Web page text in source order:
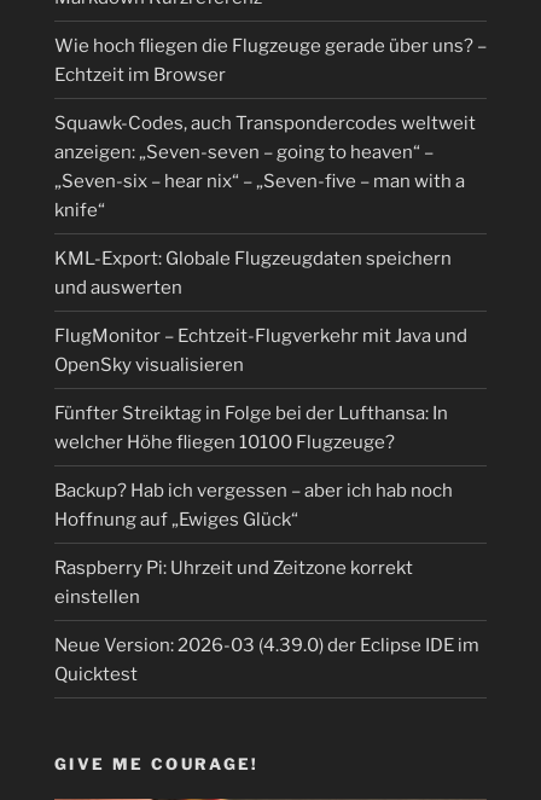
Wie hoch fliegen die Flugzeuge gerade über uns? –
Echtzeit im Browser
Squawk-Codes, auch Transpondercodes weltweit
anzeigen: „Seven-seven – going to heaven“ –
„Seven-six – hear nix“ – „Seven-five – man with a
knife“
KML-Export: Globale Flugzeugdaten speichern
und auswerten
FlugMonitor – Echtzeit-Flugverkehr mit Java und
OpenSky visualisieren
Fünfter Streiktag in Folge bei der Lufthansa: In
welcher Höhe fliegen 10100 Flugzeuge?
Backup? Hab ich vergessen – aber ich hab noch
Hoffnung auf „Ewiges Glück“
Raspberry Pi: Uhrzeit und Zeitzone korrekt
einstellen
Neue Version: 2026-03 (4.39.0) der Eclipse IDE im
Quicktest
GIVE ME COURAGE!